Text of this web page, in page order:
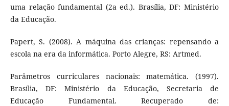
uma relação fundamental (2a ed.). Brasília, DF: Ministério
da Educação.
Papert, S. (2008). A máquina das crianças: repensando a
escola na era da informática. Porto Alegre, RS: Artmed.
Parâmetros curriculares nacionais: matemática. (1997).
Brasília, DF: Ministério da Educação, Secretaria de
Educação Fundamental. Recuperado de: